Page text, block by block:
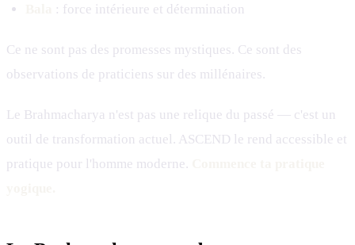
: force intérieure et détermination
Ce ne sont pas des promesses mystiques. Ce sont des
observations de praticiens sur des millénaires.
Le Brahmacharya n'est pas une relique du passé — c'est un
outil de transformation actuel. ASCEND le rend accessible et
pratique pour l'homme moderne.